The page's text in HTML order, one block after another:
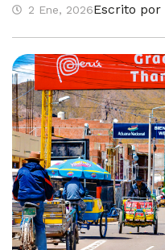
2 Ene, 2026Escrito por